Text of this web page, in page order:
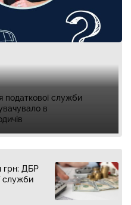
податкової служби
в
грн: ДБР
служби